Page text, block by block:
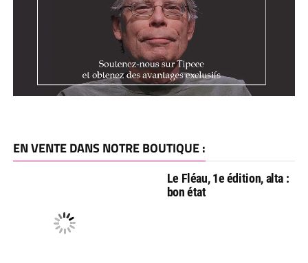
EN VENTE DANS NOTRE BOUTIQUE :
Le Fléau, 1e édition, alta :
bon état